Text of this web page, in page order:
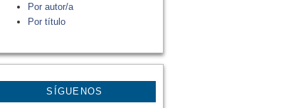
Por autor/a
Por título
SÍGUENOS